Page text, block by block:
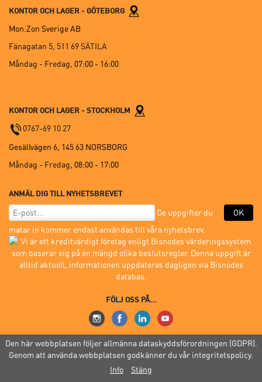
KONTOR OCH LAGER - GÖTEBORG
Mon.Zon Sverige AB
Fänagatan 5, 511 69 SÄTILA
Måndag - Fredag, 07:00 - 16:00
KONTOR OCH LAGER - STOCKHOLM
0767-69 10 27
Gesällvägen 6, 145 63 NORSBORG
Måndag - Fredag, 08:00 - 17:00
ANMÄL DIG TILL NYHETSBREVET
OK
De uppgifter du
matar in kommer endast användas till våra nyhetsbrev.
FÖLJ OSS PÅ...
© 2005-2026 Mon.Zon Sverige AB |Köpvillkor |GDPR|Site Index
Den här webbplatsen följer allmänna dataskyddsförordningen (GDPR).
Genom att använda webbplatsen godkänner du vår integritetspolicy.
Info
Stäng